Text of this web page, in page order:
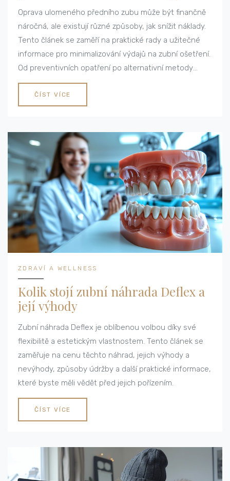
Oprava ulomeného předního zubu může být finančně
náročná, ale existují různé způsoby, jak snížit náklady.
Tento článek se zaměří na praktické rady a užitečné
informace pro minimalizování výdajů na zubní ošetření.
Od preventivních opatření po alternativní metody
léčby, zjistíte, jak udržet úsměv zdravý a krásný bez
větších finančních obětí.
ČÍST VÍCE
ZDRAVÍ A WELLNESS
Kolik stojí zubní náhrada Deflex a
její výhody
Zubní náhrada Deflex je oblíbenou volbou díky své
flexibilitě a estetickým vlastnostem. Tento článek se
zaměřuje na cenu těchto náhrad, jejich výhody a
nevýhody, způsoby údržby a další praktické informace,
které byste měli vědět před jejich pořízením.
ČÍST VÍCE